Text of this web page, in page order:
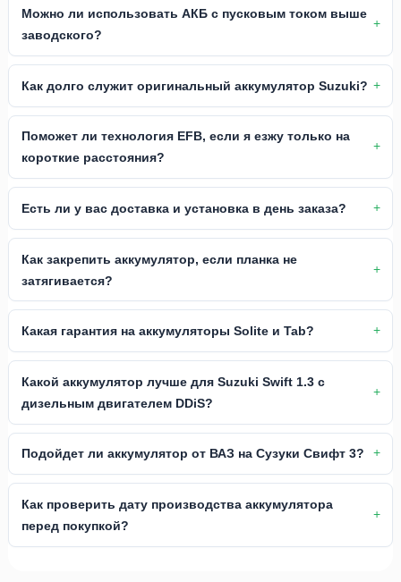
Можно ли использовать АКБ с пусковым током выше
заводского?
Как долго служит оригинальный аккумулятор Suzuki?
Поможет ли технология EFB, если я езжу только на
короткие расстояния?
Есть ли у вас доставка и установка в день заказа?
Как закрепить аккумулятор, если планка не
затягивается?
Какая гарантия на аккумуляторы Solite и Tab?
Какой аккумулятор лучше для Suzuki Swift 1.3 с
дизельным двигателем DDiS?
Подойдет ли аккумулятор от ВАЗ на Сузуки Свифт 3?
Как проверить дату производства аккумулятора
перед покупкой?